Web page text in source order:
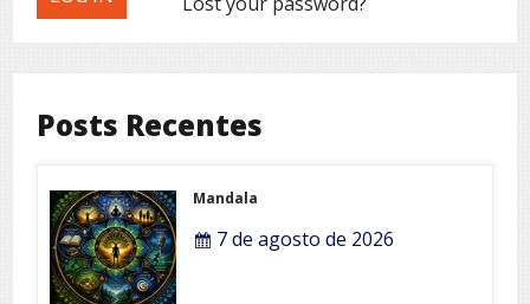
Posts Recentes
Mandala
7 de agosto de 2026